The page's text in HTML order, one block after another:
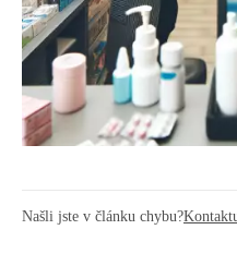
Našli jste v článku chybu?